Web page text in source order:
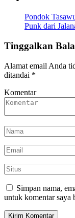
Pondok
Punk dari
Tinggalkan
Alamat email Anda
ditandai *
Komentar
Simpan nama,
untuk komentar saya